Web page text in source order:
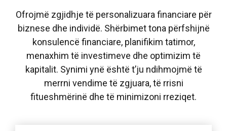
Ofrojmë zgjidhje të personalizuara financiare për
biznese dhe individë. Shërbimet tona përfshijnë
konsulencë financiare, planifikim tatimor,
menaxhim të investimeve dhe optimizim të
kapitalit. Synimi ynë është t’ju ndihmojmë të
merrni vendime të zgjuara, të rrisni
fitueshmërinë dhe të minimizoni rreziqet.